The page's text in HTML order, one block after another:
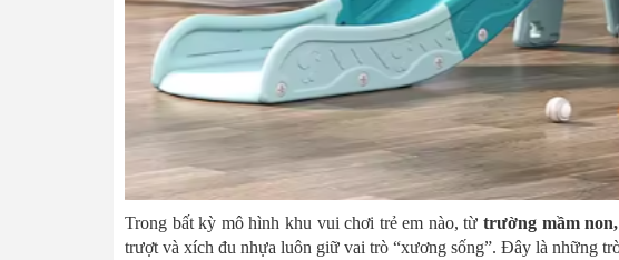
Trong bất kỳ mô hình khu vui chơi trẻ em nào, từtrường mầm
trượt và xích đu nhựa luôn giữ vai trò “xương sống”. Đây là những